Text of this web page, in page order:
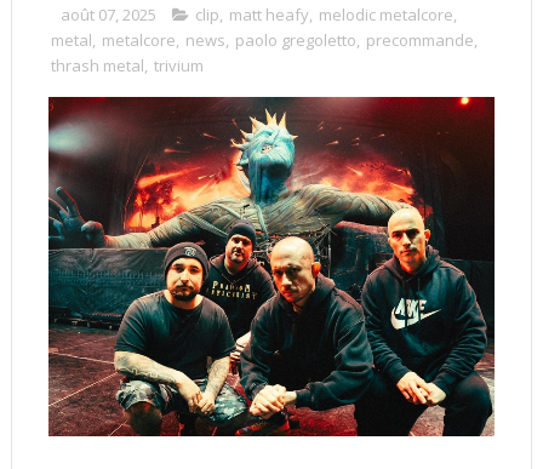
août 07, 2025 clip, matt heafy, melodic metalcore,
metal, metalcore, news, paolo gregoletto, precommande,
thrash metal, trivium